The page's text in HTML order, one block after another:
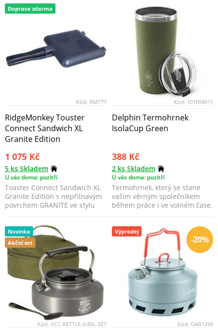
Doprava zdarma
Kód: RM777
RidgeMonkey Touster
Connect Sandwich XL
Granite Edition
1 075 Kč
5 ks Skladem
U vás doma: pozítří
Toaster Connect Sandwich XL
Granite Edition s nepřilnavým
povrchem GRANITE ve stylu
Kód: 101004011
Delphin Termohrnek
IsolaCup Green
388 Kč
2 ks Skladem
U vás doma: pozítří
Termohrnek, který se stane
vaším věrným společníkem
během práce i ve volném čase.
Novinka
Akční set
Kód: FCC-KETTLE-0.80L-SET
-20%
Výprodej
Kód: GAR1299